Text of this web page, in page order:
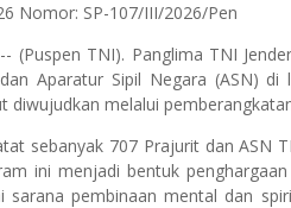
Nomor: SP-107/III/2026/Pen
-- (Puspen TNI). Panglima TNI
Aparatur Sipil Negara (ASN)
diwujudkan melalui
sebanyak 707 Prajurit dan ASN
ini menjadi bentuk
sarana pembinaan mental dan